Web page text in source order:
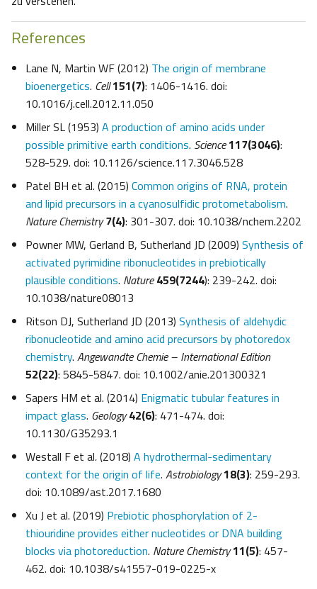
References
Lane N, Martin WF (2012) The origin of membrane
bioenergetics. Cell151(7): 1406-1416. doi:
10.1016/j.cell.2012.11.050
Miller SL (1953) A production of amino acids under
possible primitive earth conditions. Science117(3046):
528-529. doi: 10.1126/science.117.3046.528
Patel BH et al. (2015) Common origins of RNA, protein
and lipid precursors in a cyanosulfidic protometabolism.
Nature Chemistry 7(4): 301-307. doi: 10.1038/nchem.2202
Powner MW, Gerland B, Sutherland JD (2009) Synthesis of
activated pyrimidine ribonucleotides in prebiotically
plausible conditions. Nature 459(7244): 239-242. doi:
10.1038/nature08013
Ritson DJ, Sutherland JD (2013) Synthesis of aldehydic
ribonucleotide and amino acid precursors by photoredox
chemistry. Angewandte Chemie – International Edition
52(22): 5845-5847. doi: 10.1002/anie.201300321
Sapers HM et al. (2014) Enigmatic tubular features in
impact glass. Geology 42(6): 471-474. doi:
10.1130/G35293.1
Westall F et al.(2018) A hydrothermal-sedimentary
context for the origin of life. Astrobiology18(3): 259-293.
doi: 10.1089/ast.2017.1680
Xu J et al. (2019) Prebiotic phosphorylation of 2-
thiouridine provides either nucleotides or DNA building
blocks via photoreduction. Nature Chemistry11(5): 457-
462. doi: 10.1038/s41557-019-0225-x